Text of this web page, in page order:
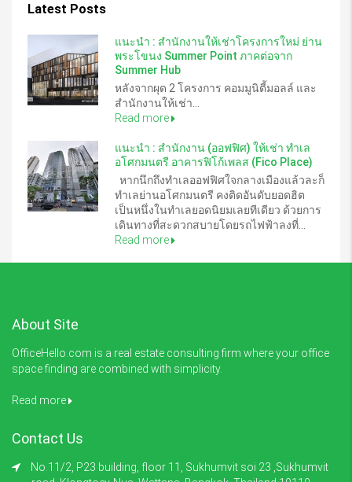
Latest Posts
แนะนำ : สำนักงานให้เช่าโครงการใหม่ ย่าน
พระโขนง Summer Point ภาคต่อจาก
Summer Hub
หลังจากผุด 2 โครงการ คอมมูนิตี้มอลล์ และ
สำนักงานให้เช่า...
Read more
แนะนำ : สำนักงาน (ออฟฟิศ) ให้เช่า ทำเล
อโศกมนตรี อาคารฟิโก้เพลส (Fico Place)
หากนึกถึงทำเลออฟฟิศใจกลางเมืองแล้วละก็
ทำเลย่านอโศกมนตรี คงติดอันดับยอดฮิต
เป็นหนึ่งในทำเลยอดนิยมเลยทีเดียว ด้วยการ
เดินทางที่สะดวกสบายโดยรถไฟฟ้าลงที่...
Read more
About Site
OfficeHello.com is a real estate consulting firm where your office
space finding are combined with simplicity.
Read more
Contact Us
No.11/2, P23 building, floor 11, Sukhumvit soi 23 ,Sukhumvit